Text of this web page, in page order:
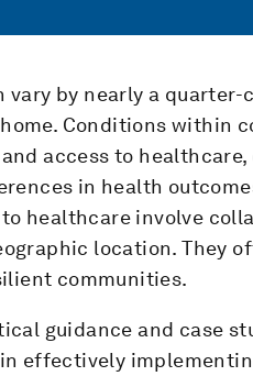
vary by nearly a
Conditions within
access to
in health
healthcare involve
location. They
communities.
guidance and case
effectively